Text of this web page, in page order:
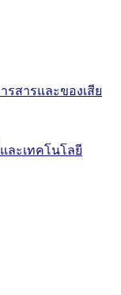
รสารและของเสีย
ละเทคโนโลยี